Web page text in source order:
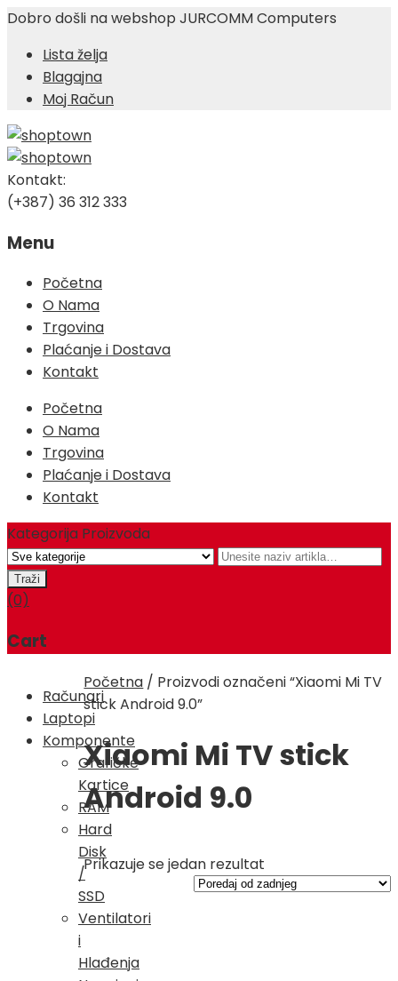
Dobro došli na webshop JURCOMM Computers
Lista želja
Blagajna
Moj Račun
Kontakt:
(+387) 36 312 333
Menu
Skip
content
Početna
O Nama
Trgovina
Plaćanje i Dostava
Kontakt
Početna
O Nama
Trgovina
Plaćanje i Dostava
Kontakt
Kategorija Proizvoda
(0)
Cart
Računari
Laptopi
Komponente
Grafičke
Kartice
RAM
Hard
Disk
/
SSD
Ventilatori
i
Hlađenja
Početna / Proizvodi označeni “Xiaomi Mi TV
stick Android 9.0”
Xiaomi Mi TV stick
Android 9.0
Prikazuje se jedan rezultat